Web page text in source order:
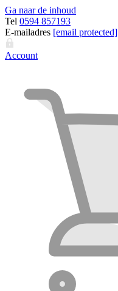
Ga naar de inhoud
Tel 0594 857193
E-mailadres [email protected]
Account